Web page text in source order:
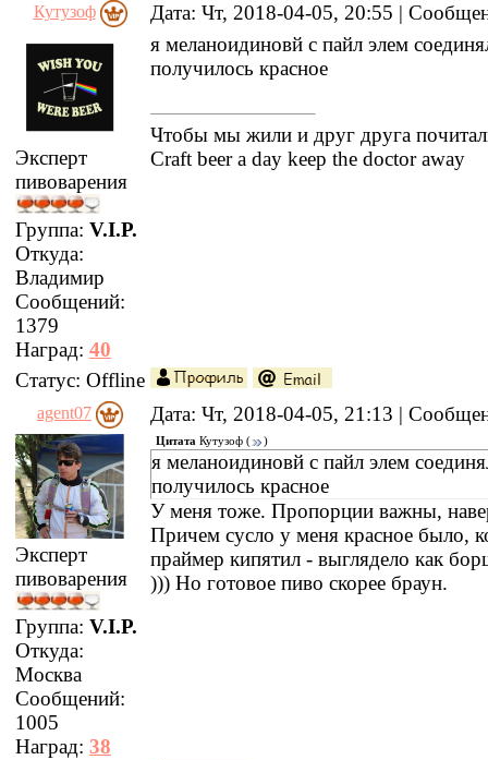
Кутузоф Дата: Чт, 2018-04-05, 20:55 |
Эксперт
пивоварения
Группа: V.I.P.
Откуда:
Владимир
Сообщений:
1379
Наград: 40
я меланоидиновй с пайл элем
получилось красное
Чтобы мы жили и друг друга
Craft beer a day keep the doctor away
Статус: Offline
agent07 Дата: Чт, 2018-04-05, 21:13 |
Эксперт
пивоварения
Группа: V.I.P.
Откуда:
Москва
Сообщений:
1005
Наград: 38
Цитата Кутузоф ( )
я меланоидиновй с пайл элем
получилось красное
У меня тоже. Пропорции важны,
Причем сусло у меня красное было,
праймер кипятил - выглядело как
))) Но готовое пиво скорее браун.